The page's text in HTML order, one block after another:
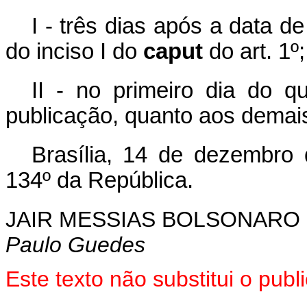
I - três dias após a data
do inciso I do caput do art.
II - no primeiro dia do
publicação, quanto aos
Brasília, 14 de dezembro
134º da República.
JAIR MESSIAS BOLSONARO
Paulo Guedes
Este texto não substitui o